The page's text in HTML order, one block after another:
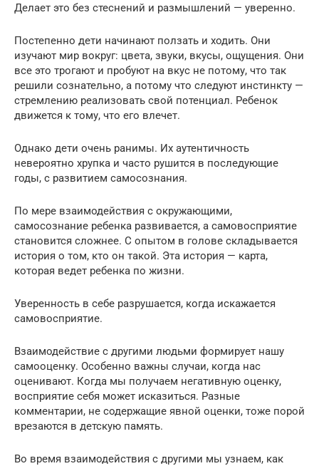
Делает это без стеснений и размышлений — уверенно.
Постепенно дети начинают ползать и ходить. Они
изучают мир вокруг: цвета, звуки, вкусы, ощущения. Они
все это трогают и пробуют на вкус не потому, что так
решили сознательно, а потому что следуют инстинкту —
стремлению реализовать свой потенциал. Ребенок
движется к тому, что его влечет.
Однако дети очень ранимы. Их аутентичность
невероятно хрупка и часто рушится в последующие
годы, с развитием самосознания.
По мере взаимодействия с окружающими,
самосознание ребенка развивается, а самовосприятие
становится сложнее. С опытом в голове складывается
история о том, кто он такой. Эта история — карта,
которая ведет ребенка по жизни.
Уверенность в себе разрушается, когда искажается
самовосприятие.
Взаимодействие с другими людьми формирует нашу
самооценку. Особенно важны случаи, когда нас
оценивают. Когда мы получаем негативную оценку,
восприятие себя может исказиться. Разные
комментарии, не содержащие явной оценки, тоже порой
врезаются в детскую память.
Во время взаимодействия с другими мы узнаем, как